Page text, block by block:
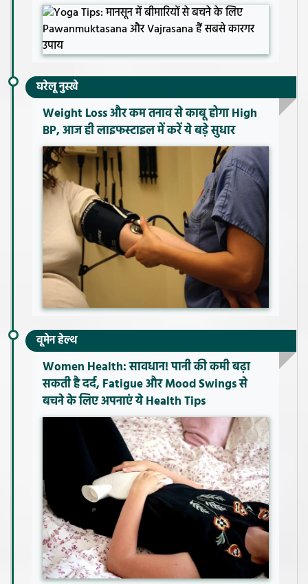
घरेलू नुस्खे
Weight Loss और कम तनाव से काबू होगा High
BP, आज ही लाइफस्टाइल में करें ये बड़े सुधार
वूमेन हेल्थ
Women Health: सावधान! पानी की कमी बढ़ा
सकती है दर्द, Fatigue और Mood Swings से
बचने के लिए अपनाएं ये Health Tips